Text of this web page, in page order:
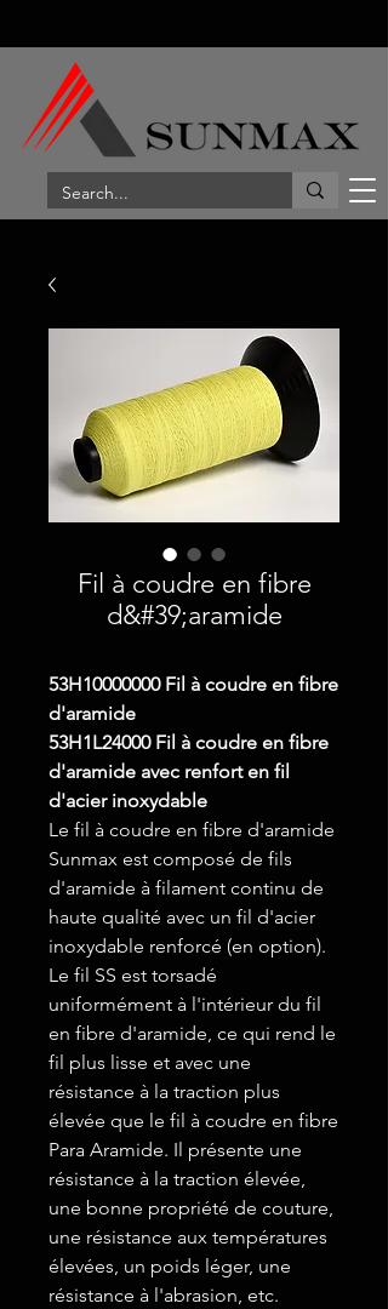
Fil à coudre en fibre
d&#39;aramide
53H10000000 Fil à coudre en fibre
d'aramide
53H1L24000 Fil à coudre en fibre
d'aramide avec renfort en fil
d'acier inoxydable
Le fil à coudre en fibre d'aramide
Sunmax est composé de fils
d'aramide à filament continu de
haute qualité avec un fil d'acier
inoxydable renforcé (en option).
Le fil SS est torsadé
uniformément à l'intérieur du fil
en fibre d'aramide, ce qui rend le
fil plus lisse et avec une
résistance à la traction plus
élevée que le fil à coudre en fibre
Para Aramide. Il présente une
résistance à la traction élevée,
une bonne propriété de couture,
une résistance aux températures
élevées, un poids léger, une
résistance à l'abrasion, etc.